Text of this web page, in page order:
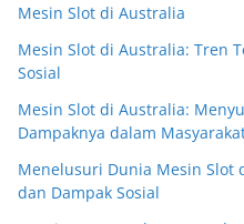
Mesin Slot di Australia
Mesin Slot di Australia: Tren
Sosial
Mesin Slot di Australia:
Dampaknya dalam
Menelusuri Dunia Mesin Slot
dan Dampak Sosial